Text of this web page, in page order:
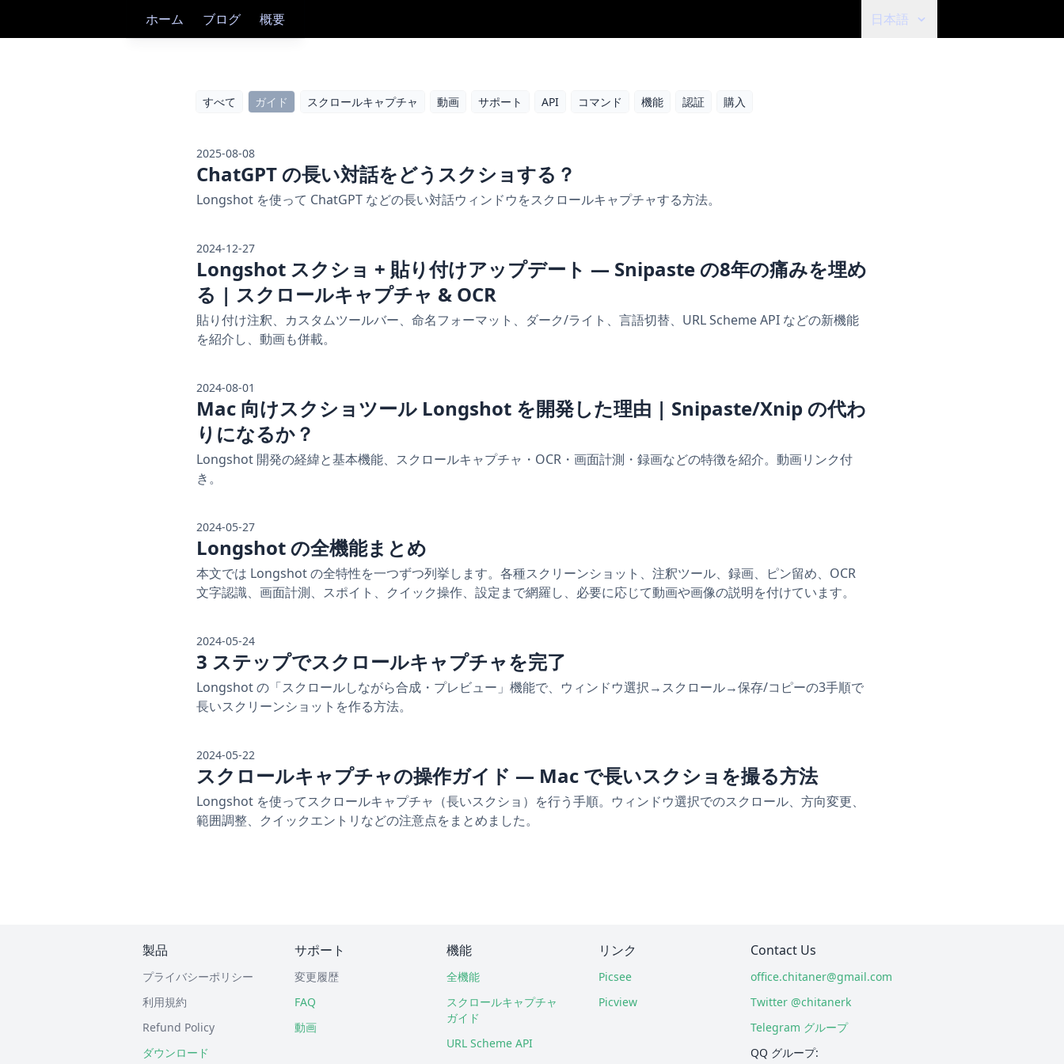
ホーム ブログ 概要 日本語
すべて ガイド スクロールキャプチャ 動画 サポート API コマンド 機能 認証 購入
2025-08-08
ChatGPT の長い対話をどうスクショする？
Longshot を使って ChatGPT などの長い対話ウィンドウをスクロールキャプチャする方法。
2024-12-27
Longshot スクショ + 貼り付けアップデート — Snipaste の8年の痛みを埋め
る | スクロールキャプチャ & OCR
貼り付け注釈、カスタムツールバー、命名フォーマット、ダーク/ライト、言語切替、URL Scheme API などの新機能
を紹介し、動画も併載。
2024-08-01
Mac 向けスクショツール Longshot を開発した理由 | Snipaste/Xnip の代わ
りになるか？
Longshot 開発の経緯と基本機能、スクロールキャプチャ・OCR・画面計測・録画などの特徴を紹介。動画リンク付
き。
2024-05-27
Longshot の全機能まとめ
本文では Longshot の全特性を一つずつ列挙します。各種スクリーンショット、注釈ツール、録画、ピン留め、OCR
文字認識、画面計測、スポイト、クイック操作、設定まで網羅し、必要に応じて動画や画像の説明を付けています。
2024-05-24
3 ステップでスクロールキャプチャを完了
Longshot の「スクロールしながら合成・プレビュー」機能で、ウィンドウ選択→スクロール→保存/コピーの3手順で
長いスクリーンショットを作る方法。
2024-05-22
スクロールキャプチャの操作ガイド — Mac で長いスクショを撮る方法
Longshot を使ってスクロールキャプチャ（長いスクショ）を行う手順。ウィンドウ選択でのスクロール、方向変更、
範囲調整、クイックエントリなどの注意点をまとめました。
製品
プライバシーポリシー
利用規約
Refund Policy
ダウンロード
サポート
変更履歴
FAQ
動画
機能
全機能
スクロールキャプチャ
ガイド
URL Scheme API
リンク
Picsee
Picview
Contact Us
office.chitaner@gmail.com
Twitter @chitanerk
Telegram グループ
QQ グループ: